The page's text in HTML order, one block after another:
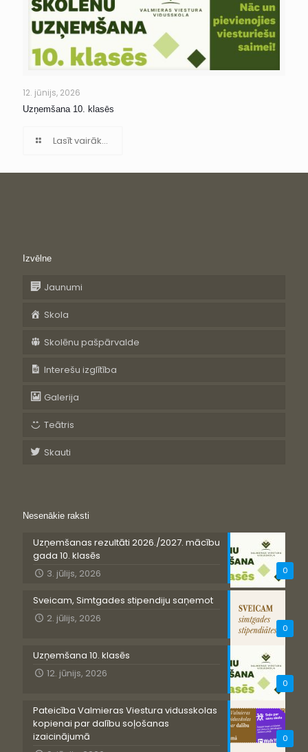
12. jūnijs, 2026
Uzņemšana 10. klasēs
Lasīt vairāk...
Izvēlne
Jaunumi
Skola
Skolēnu pašpārvalde
Interešu izglītība
Galerija
Teātris
Skauti
Nesenākie raksti
0
Uzņemšanas rezultāti 2026./2027. mācību
gada 10. klasēs
3. jūlijs, 2026
0
Sveicam, Simtgades stipendiju saņemot
2. jūlijs, 2026
0
Uzņemšana 10. klasēs
12. jūnijs, 2026
0
Pateicība Valmieras Viestura vidusskolas
kopienai par dalību soļošanas
izaicinājumā